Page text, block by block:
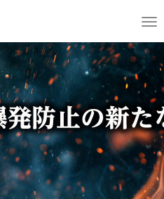
T
g
n
a
v
i
g
a
t